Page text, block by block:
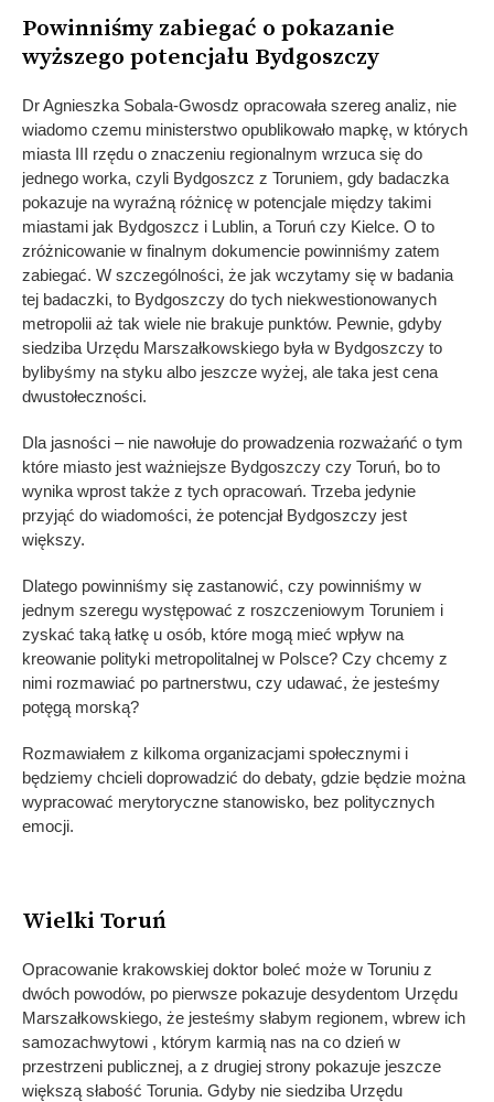
Powinniśmy zabiegać o pokazanie
wyższego potencjału Bydgoszczy
Dr Agnieszka Sobala-Gwosdz opracowała szereg analiz, nie
wiadomo czemu ministerstwo opublikowało mapkę, w których
miasta III rzędu o znaczeniu regionalnym wrzuca się do
jednego worka, czyli Bydgoszcz z Toruniem, gdy badaczka
pokazuje na wyraźną różnicę w potencjale między takimi
miastami jak Bydgoszcz i Lublin, a Toruń czy Kielce. O to
zróżnicowanie w finalnym dokumencie powinniśmy zatem
zabiegać. W szczególności, że jak wczytamy się w badania
tej badaczki, to Bydgoszczy do tych niekwestionowanych
metropolii aż tak wiele nie brakuje punktów. Pewnie, gdyby
siedziba Urzędu Marszałkowskiego była w Bydgoszczy to
bylibyśmy na styku albo jeszcze wyżej, ale taka jest cena
dwustołeczności.
Dla jasności – nie nawołuje do prowadzenia rozważańć o tym
które miasto jest ważniejsze Bydgoszczy czy Toruń, bo to
wynika wprost także z tych opracowań. Trzeba jedynie
przyjąć do wiadomości, że potencjał Bydgoszczy jest
większy.
Dlatego powinniśmy się zastanowić, czy powinniśmy w
jednym szeregu występować z roszczeniowym Toruniem i
zyskać taką łatkę u osób, które mogą mieć wpływ na
kreowanie polityki metropolitalnej w Polsce? Czy chcemy z
nimi rozmawiać po partnerstwu, czy udawać, że jesteśmy
potęgą morską?
Rozmawiałem z kilkoma organizacjami społecznymi i
będziemy chcieli doprowadzić do debaty, gdzie będzie można
wypracować merytoryczne stanowisko, bez politycznych
emocji.
Wielki Toruń
Opracowanie krakowskiej doktor boleć może w Toruniu z
dwóch powodów, po pierwsze pokazuje desydentom Urzędu
Marszałkowskiego, że jesteśmy słabym regionem, wbrew ich
samozachwytowi , którym karmią nas na co dzień w
przestrzeni publicznej, a z drugiej strony pokazuje jeszcze
większą słabość Torunia. Gdyby nie siedziba Urzędu